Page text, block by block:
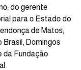
do gerente
para o Estado do
de Matos;
Brasil, Domingos
da Fundação